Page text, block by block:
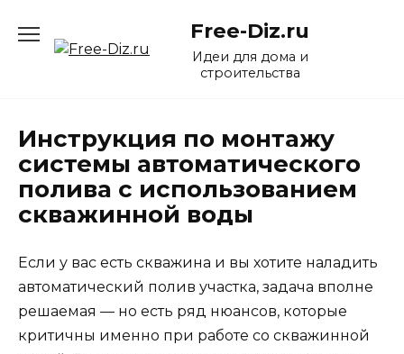
содержанию
Free-Diz.ru
Идеи для дома и
строительства
Инструкция по монтажу
системы автоматического
полива с использованием
скважинной воды
Если у вас есть скважина и вы хотите наладить
автоматический полив участка, задача вполне
решаемая — но есть ряд нюансов, которые
критичны именно при работе со скважинной